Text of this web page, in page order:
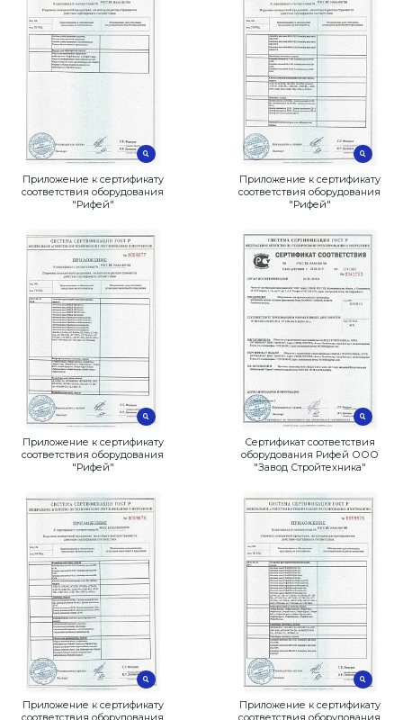
Разрешение на применение
знака соответствия ООО "Завод
Стройтехника"
Приложение к сертификату
соответствия оборудования
"Рифей"